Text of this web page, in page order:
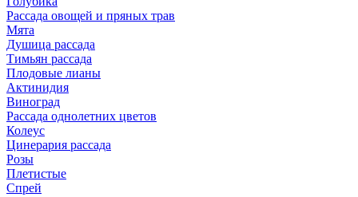
Рассада овощей и пряных трав
Мята
Душица рассада
Тимьян рассада
Плодовые лианы
Актинидия
Виноград
Рассада однолетних цветов
Колеус
Цинерария рассада
Розы
Плетистые
Спрей